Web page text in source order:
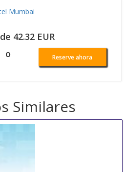
Mumbai
42.32 EUR
o Reserve ahora
Similares